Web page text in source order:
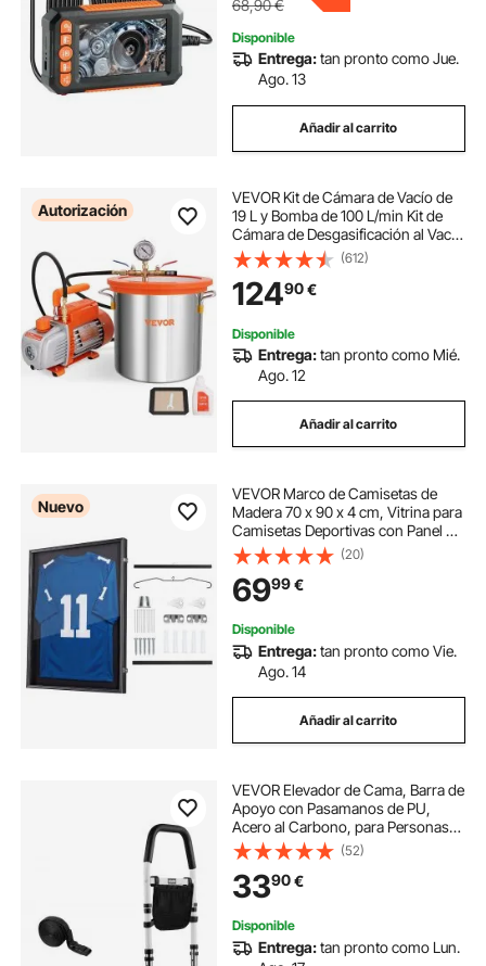
68,90€
Disponible
Entrega:tan pronto como Jue.
Ago. 13
Añadir al carrito
Autorización
VEVOR Kit de Cámara de Vacío de
19 L y Bomba de 100 L/min Kit de
Cámara de Desgasificación al Vacío
con Tapa de Vidrio Templado
Bomba de Vacío de Una Etapa con
Botella de Aceite de 250 ml
(612)
12490€
Disponible
Entrega:tan pronto como Mié.
Ago. 12
Añadir al carrito
Nuevo
VEVOR Marco de Camisetas de
Madera 70 x 90 x 4 cm, Vitrina para
Camisetas Deportivas con Panel de
Policarbonato con Protección UV,
Expositor para Uniformes de
Baloncesto, Fútbol, Béisbol, Negro
(20)
6999€
Disponible
Entrega:tan pronto como Vie.
Ago. 14
Añadir al carrito
VEVOR Elevador de Cama, Barra de
Apoyo con Pasamanos de PU,
Acero al Carbono, para Personas
Mayores y Pacientes, Compatible
con Camas King, Queen,
Matrimoniales e Individuales, 610 x
320 x 635 mm
(52)
3390€
Disponible
Entrega:tan pronto como Lun.